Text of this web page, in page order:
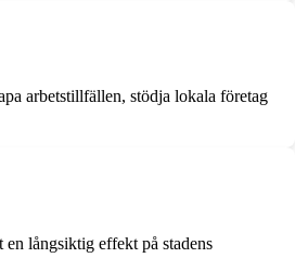
arbetstillfällen, stödja lokala företag
långsiktig effekt på stadens